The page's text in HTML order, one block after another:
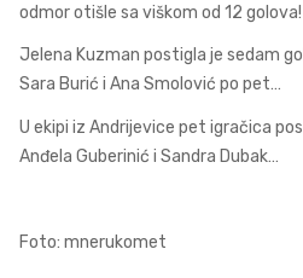
odmor otišle sa viškom od 12 golova!
Jelena Kuzman postigla je sedam
Sara Burić i Ana Smolović po pet…
U ekipi iz Andrijevice pet igračica
Anđela Guberinić i Sandra Dubak…
Foto: mnerukomet